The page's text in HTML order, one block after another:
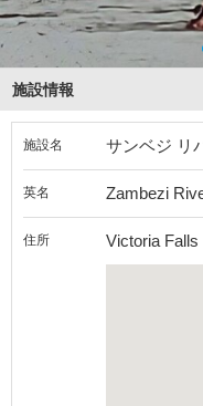
施設情報
施設名 サンベジ リ
英名 Zambezi
住所 Victoria Falls